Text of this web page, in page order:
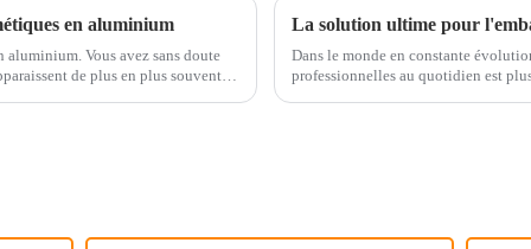
en aluminium
aluminium. Vous avez sans doute
de plus en plus souvent
Dans le monde en constante
professionnelles au quotidien est